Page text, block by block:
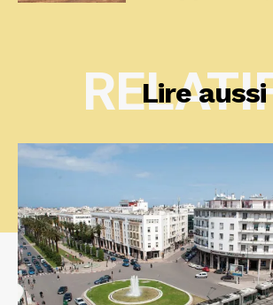
Lire aussi